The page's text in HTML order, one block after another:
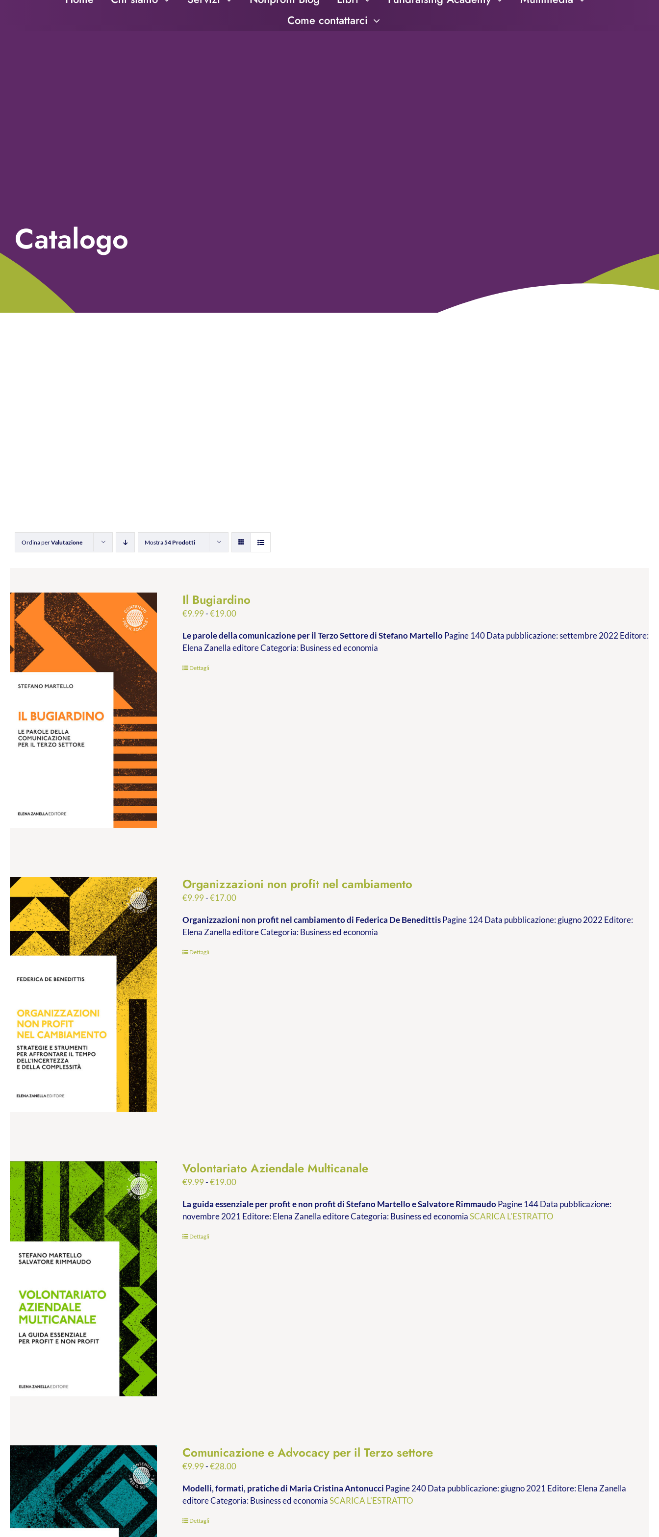
Come contattarci
Catalogo
Ordina perValutazione Mostra54 Prodotti
Il Bugiardino
€9.99-€19.00Fascia
prezzo:
da
Le parole della comunicazione per il Terzo Settoredi Stefano MartelloPagine 140 Data pubblicazione: settembre 2022 Editore:
Elena Zanella editore Categoria: Business ed economia
Dettagli
Organizzazioni non profit nel cambiamento
€9.99-€17.00Fascia
prezzo:
da
Organizzazioni non profit nel cambiamentodi Federica De BenedittisPagine 124 Data pubblicazione: giugno 2022 Editore:
Elena Zanella editore Categoria: Business ed economia
Dettagli
Volontariato Aziendale Multicanale
€9.99-€19.00Fascia
prezzo:
da
La guida essenziale per profit e non profitdi Stefano Martello e Salvatore RimmaudoPagine 144 Data pubblicazione:
novembre 2021 Editore: Elena Zanella editore Categoria: Business ed economiaSCARICA L'ESTRATTO
Dettagli
Comunicazione e Advocacy per il Terzo settore
€9.99-€28.00Fascia
prezzo:
da
Modelli, formati, pratichedi Maria Cristina Antonucci Pagine 240 Data pubblicazione: giugno 2021 Editore: Elena Zanella
editore Categoria: Business ed economiaSCARICA L'ESTRATTO
Dettagli